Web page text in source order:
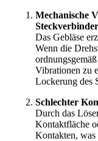
Mechanische
Steckverbinder
Das Gebläse
Wenn die
Vibrationen zu
Lockerung des
Schlechter
Durch das
Kontaktfläche
Kontakten,